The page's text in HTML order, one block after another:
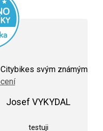
svým známým
Josef VYKYDAL
testuji